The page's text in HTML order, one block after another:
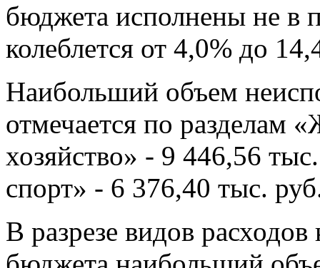
бюджета исполнены не в
колеблется от 4,0% до
Наибольший объем
отмечается по разделам
хозяйство» - 9 446,56
спорт» - 6 376,40 тыс.
В разрезе видов